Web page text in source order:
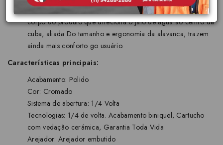
Dimensionais na medida certa: A inclinação perfeito do
corpo do produto que direciona o jato de água ao centro da
cuba, aliada Do tamanho e ergonomia da alavanca, trazem
ainda mais conforto go usuário.
Características principais:
Acabamento: Polido
Cor: Cromado
Sistema de abertura: 1/4 Volta
Tecnologias: 1/4 de volta. Acabamento biniquel, Cartucho
com vedação cerámica, Garantia Toda Vida
Arejador: Arejador embutido